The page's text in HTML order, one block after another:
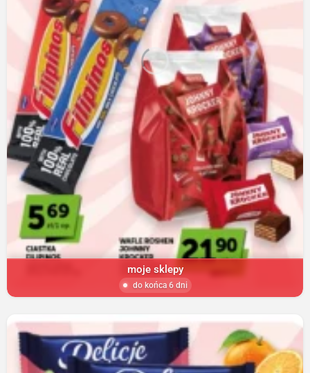
moje sklepy
do końca 6 dni